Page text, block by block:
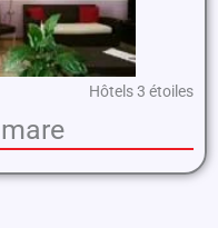
Hôtels 3 étoiles